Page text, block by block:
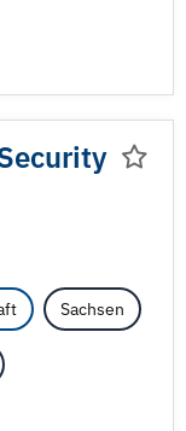
Sachsen